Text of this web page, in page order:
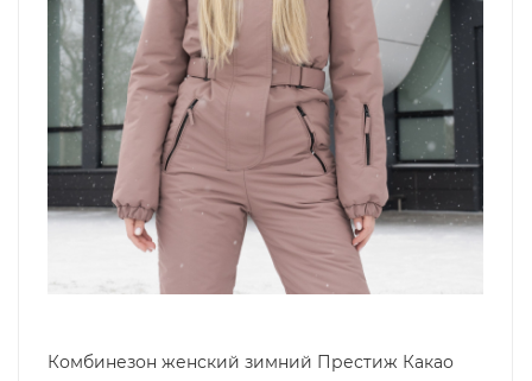
Комбинезон женский зимний Престиж Какао